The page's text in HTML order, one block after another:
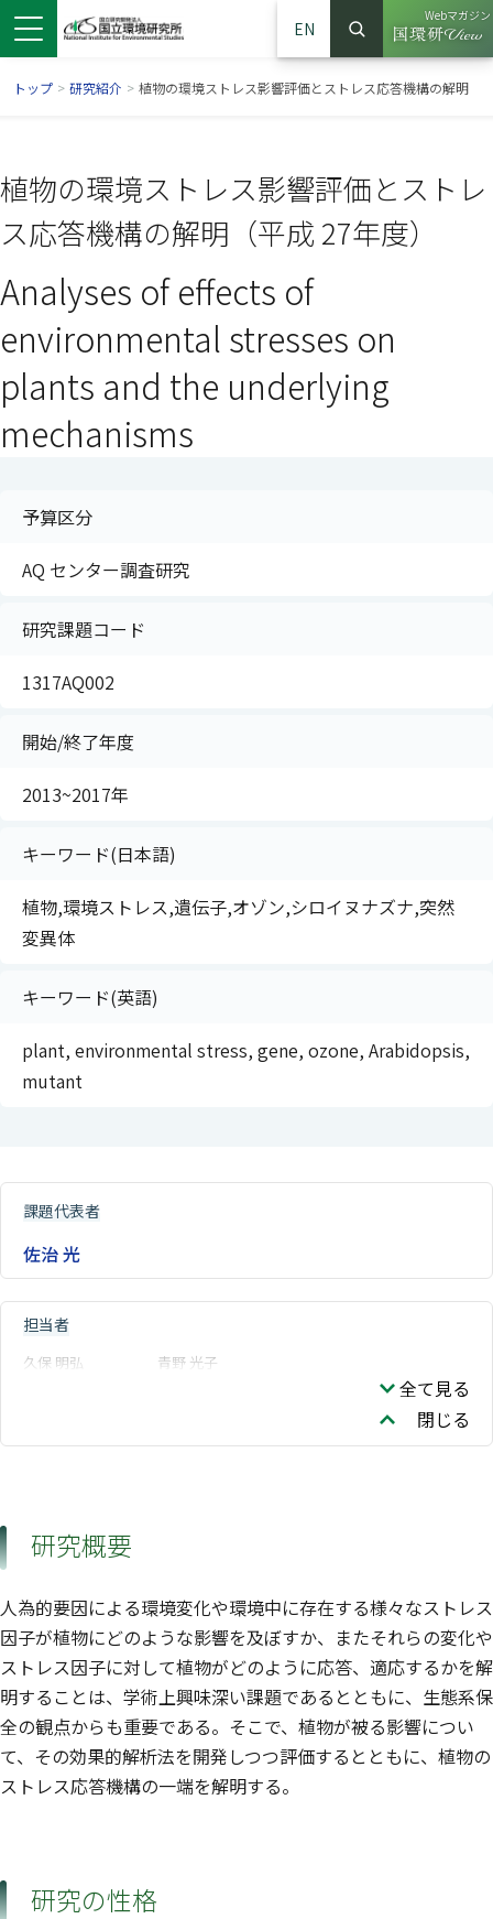
ドウで開きます）
ンドウで開きます）
ウインドウで開きます）
EN
サイト内検索
検索
Webマガジン
（別ウイ
トップ > 研究紹介 > 植物の環境ストレス影響評価とストレス応答機構の解明
植物の環境ストレス影響評価とストレ
ス応答機構の解明（平成 27年度）
Analyses of effects of
environmental stresses on
plants and the underlying
mechanisms
予算区分
AQ センター調査研究
研究課題コード
1317AQ002
開始/終了年度
2013~2017年
キーワード(日本語)
植物,環境ストレス,遺伝子,オゾン,シロイヌナズナ,突然
変異体
キーワード(英語)
plant, environmental stress, gene, ozone, Arabidopsis,
mutant
課題代表者
佐治 光
担当者
久保 明弘 青野 光子
全て見る
閉じる
研究概要
人為的要因による環境変化や環境中に存在する様々なストレス
因子が植物にどのような影響を及ぼすか、またそれらの変化や
ストレス因子に対して植物がどのように応答、適応するかを解
明することは、学術上興味深い課題であるとともに、生態系保
全の観点からも重要である。そこで、植物が被る影響につい
て、その効果的解析法を開発しつつ評価するとともに、植物の
ストレス応答機構の一端を解明する。
研究の性格